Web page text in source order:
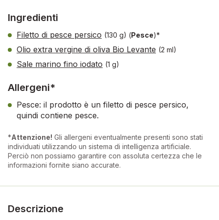
Ingredienti
Filetto di pesce persico (130 g) (Pesce)*
Olio extra vergine di oliva Bio Levante (2 ml)
Sale marino fino iodato (1 g)
Allergeni*
Pesce: il prodotto è un filetto di pesce persico,
quindi contiene pesce.
*Attenzione! Gli allergeni eventualmente presenti sono stati
individuati utilizzando un sistema di intelligenza artificiale.
Perciò non possiamo garantire con assoluta certezza che le
informazioni fornite siano accurate.
Descrizione